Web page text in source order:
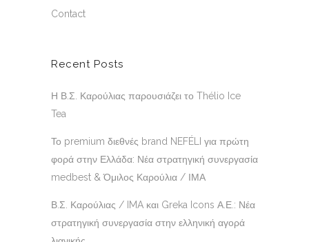
Contact
Recent Posts
Η Β.Σ. Καρούλιας παρουσιάζει το Thélio Ice
Tea
Το premium διεθνές brand NEFÉLI για πρώτη
φορά στην Ελλάδα: Νέα στρατηγική συνεργασία
medbest & Όμιλος Καρούλια / ΙΜΑ
Β.Σ. Καρούλιας / IMA και Greka Icons Α.Ε.: Νέα
στρατηγική συνεργασία στην ελληνική αγορά